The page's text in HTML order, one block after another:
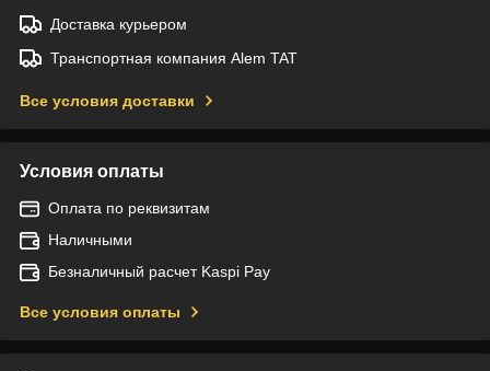
Доставка курьером
Транспортная компания Alem TAT
Все условия доставки
Условия оплаты
Оплата по реквизитам
Наличными
Безналичный расчет Kaspi Pay
Все условия оплаты